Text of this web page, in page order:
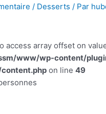
/ Desserts / Par
access array offset on
www/wp-content/
on line49